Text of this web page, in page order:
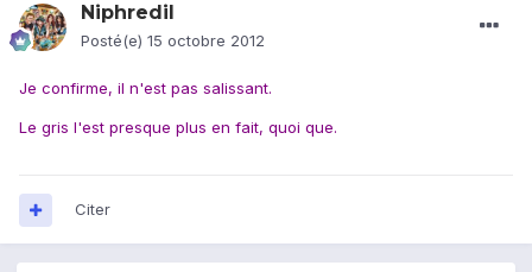
Niphredil
Posté(e) 15 octobre 2012
Je confirme, il n'est pas salissant.
Le gris l'est presque plus en fait, quoi que.
Citer